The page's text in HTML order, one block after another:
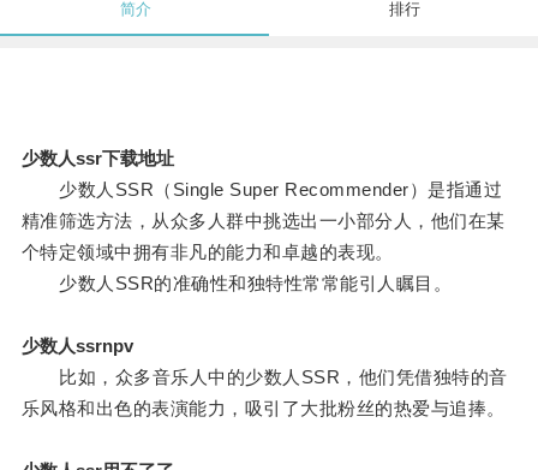
简介 排行
少数人ssr下载地址
少数人SSR（Single Super Recommender）是指通过
精准筛选方法，从众多人群中挑选出一小部分人，他们在某
个特定领域中拥有非凡的能力和卓越的表现。
少数人SSR的准确性和独特性常常能引人瞩目。
少数人ssrnpv
比如，众多音乐人中的少数人SSR，他们凭借独特的音
乐风格和出色的表演能力，吸引了大批粉丝的热爱与追捧。